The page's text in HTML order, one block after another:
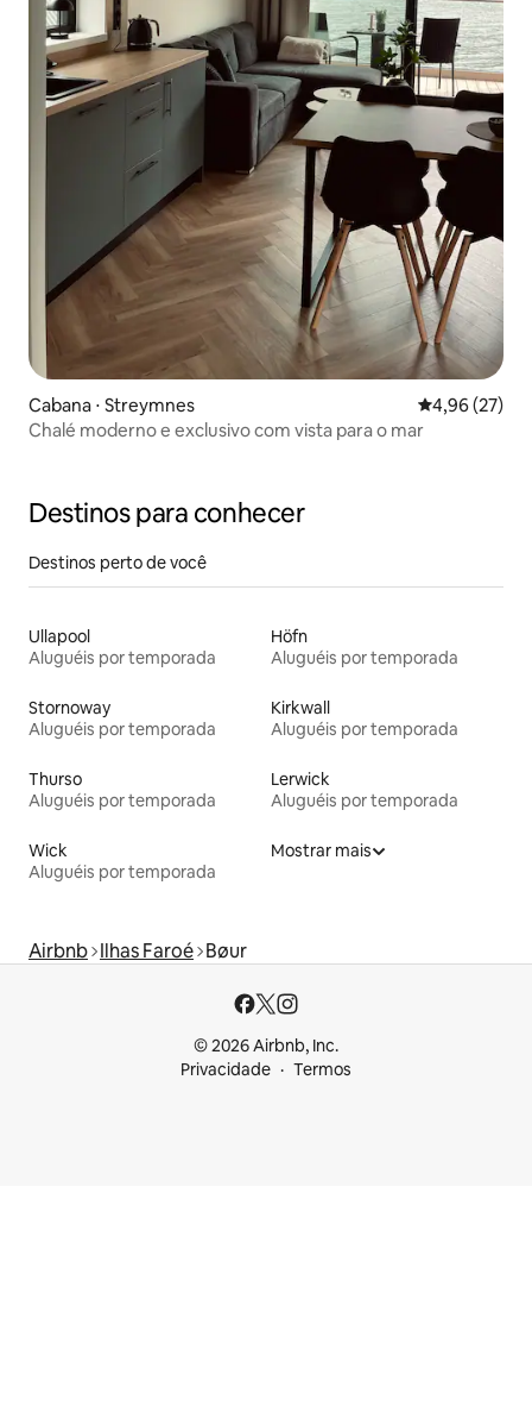
Cabana ⋅ Streymnes 4,96 de uma
4,96 (27)
Chalé moderno e exclusivo com vista para o mar
Destinos para conhecer
Destinos perto de você
Ullapool
Aluguéis por temporada
Höfn
Aluguéis por temporada
Stornoway
Aluguéis por temporada
Kirkwall
Aluguéis por temporada
Thurso
Aluguéis por temporada
Lerwick
Aluguéis por temporada
Wick
Aluguéis por temporada
Mostrar mais
Airbnb Ilhas Faroé Bøur
© 2026 Airbnb, Inc.
Privacidade
Termos